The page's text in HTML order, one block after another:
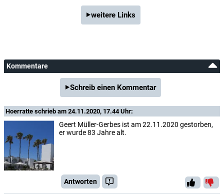
weitere Links
Kommentare
Schreib einen Kommentar
Hoerratte schrieb am 24.11.2020, 17.44 Uhr:
Geert Müller-Gerbes ist am 22.11.2020 gestorben,
er wurde 83 Jahre alt.
Antworten